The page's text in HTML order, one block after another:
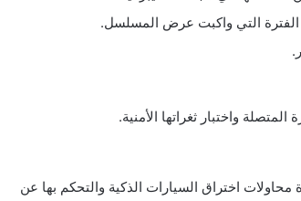
واختبار ثغراتها الأمنية.
اختراق السيارات الذكية والتحكم بها عن